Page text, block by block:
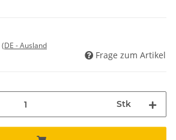
(DE - Ausland
Frage zum Artikel
Stk